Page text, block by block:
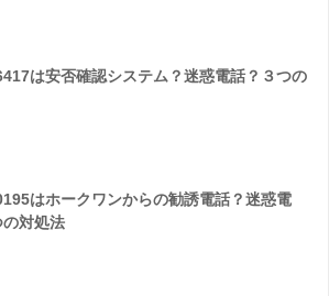
は安否確認システム？迷惑電話？３つの
はホークワンからの勧誘電話？迷惑電
対処法